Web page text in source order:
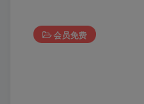
会员免费